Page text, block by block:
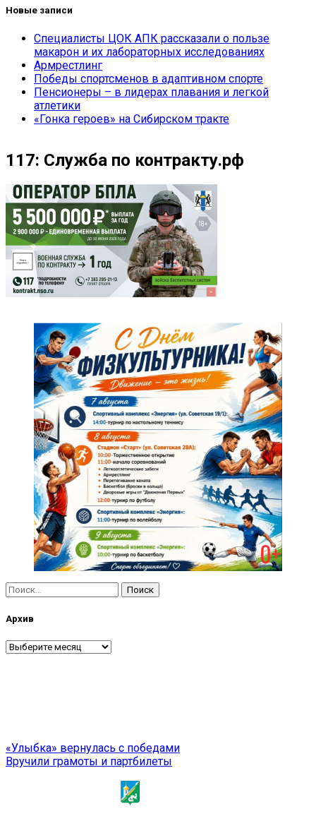
Новые записи
Специалисты ЦОК АПК рассказали о пользе
макарон и их лабораторных исследованиях
Армрестлинг
Победы спортсменов в адаптивном спорте
Пенсионеры – в лидерах плавания и легкой
атлетики
«Гонка героев» на Сибирском тракте
117: Служба по контракту.рф
Найти:
Архив
Архив
Навигация
по
«Улыбка» вернулась с победами
Вручили грамоты и партбилеты